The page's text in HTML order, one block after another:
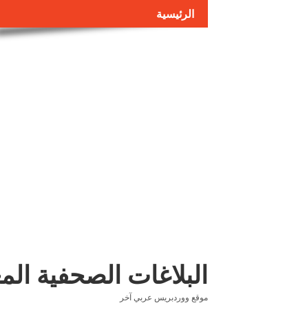
الرئيسية
البلاغات الصحفية
موقع ووردبريس عربي آخر